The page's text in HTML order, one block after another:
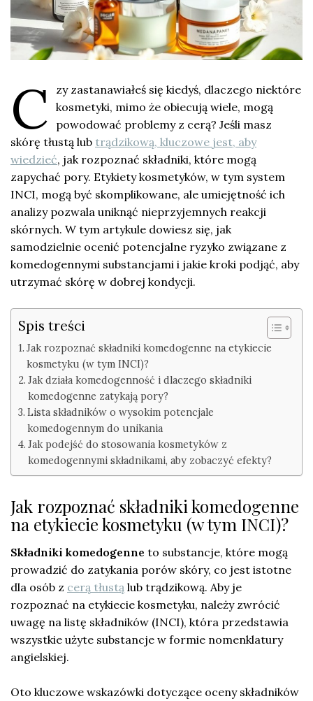
C
zy zastanawiałeś się kiedyś, dlaczego niektóre
kosmetyki, mimo że obiecują wiele, mogą
powodować problemy z cerą? Jeśli masz
skórę tłustą lub trądzikową, kluczowe jest, aby
wiedzieć, jak rozpoznać składniki, które mogą
zapychać pory. Etykiety kosmetyków, w tym system
INCI, mogą być skomplikowane, ale umiejętność ich
analizy pozwala uniknąć nieprzyjemnych reakcji
skórnych. W tym artykule dowiesz się, jak
samodzielnie ocenić potencjalne ryzyko związane z
komedogennymi substancjami i jakie kroki podjąć, aby
utrzymać skórę w dobrej kondycji.
Spis treści
Jak rozpoznać składniki komedogenne na etykiecie
kosmetyku (w tym INCI)?
Jak działa komedogenność i dlaczego składniki
komedogenne zatykają pory?
Lista składników o wysokim potencjale
komedogennym do unikania
Jak podejść do stosowania kosmetyków z
komedogennymi składnikami, aby zobaczyć efekty?
Jak rozpoznać składniki komedogenne
na etykiecie kosmetyku (w tym INCI)?
Składniki komedogenne to substancje, które mogą
prowadzić do zatykania porów skóry, co jest istotne
dla osób z cerą tłustą lub trądzikową. Aby je
rozpoznać na etykiecie kosmetyku, należy zwrócić
uwagę na listę składników (INCI), która przedstawia
wszystkie użyte substancje w formie nomenklatury
angielskiej.
Oto kluczowe wskazówki dotyczące oceny składników